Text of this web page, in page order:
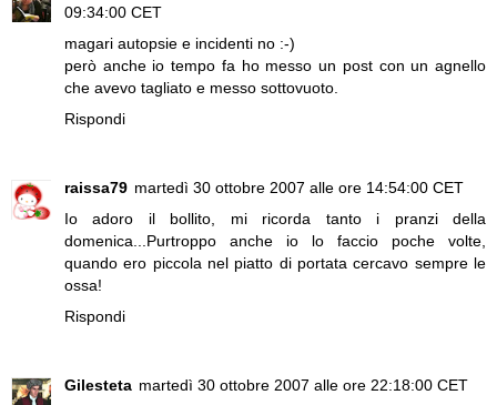
09:34:00 CET
magari autopsie e incidenti no :-)
però anche io tempo fa ho messo un post con un agnello
che avevo tagliato e messo sottovuoto.
Rispondi
raissa79 martedì 30 ottobre 2007 alle ore 14:54:00 CET
Io adoro il bollito, mi ricorda tanto i pranzi della
domenica...Purtroppo anche io lo faccio poche volte,
quando ero piccola nel piatto di portata cercavo sempre le
ossa!
Rispondi
Gilesteta martedì 30 ottobre 2007 alle ore 22:18:00 CET